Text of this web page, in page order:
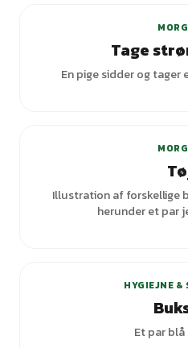
Tage
En pige sidder og
Illustration af forskellige
herunder et par
HYGIEJNE &
Et par